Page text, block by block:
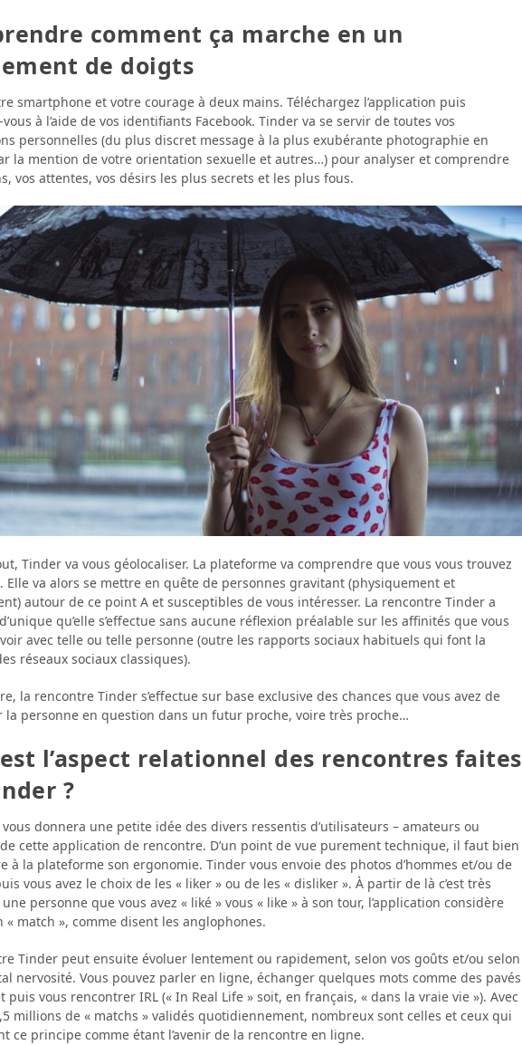
comment ça marche en un
de doigts
smartphone et votre courage à deux mains. Téléchargez l’application puis
à l’aide de vos identifiants Facebook. Tinder va se servir de toutes vos
personnelles (du plus discret message à la plus exubérante photographie en
la mention de votre orientation sexuelle et autres…) pour analyser et comprendre
vos attentes, vos désirs les plus secrets et les plus fous.
Tinder va vous géolocaliser. La plateforme va comprendre que vous vous trouvez
Elle va alors se mettre en quête de personnes gravitant (physiquement et
autour de ce point A et susceptibles de vous intéresser. La rencontre Tinder a
qu’elle s’effectue sans aucune réflexion préalable sur les affinités que vous
avec telle ou telle personne (outre les rapports sociaux habituels qui font la
réseaux sociaux classiques).
la rencontre Tinder s’effectue sur base exclusive des chances que vous avez de
la personne en question dans un futur proche, voire très proche…
l’aspect relationnel des rencontres faites
?
vous donnera une petite idée des divers ressentis d’utilisateurs – amateurs ou
cette application de rencontre. D’un point de vue purement technique, il faut bien
à la plateforme son ergonomie. Tinder vous envoie des photos d’hommes et/ou de
vous avez le choix de les « liker » ou de les « disliker ». À partir de là c’est très
personne que vous avez « liké » vous « like » à son tour, l’application considère
« match », comme disent les anglophones.
Tinder peut ensuite évoluer lentement ou rapidement, selon vos goûts et/ou selon
nervosité. Vous pouvez parler en ligne, échanger quelques mots comme des pavés
puis vous rencontrer IRL (« In Real Life » soit, en français, « dans la vraie vie »). Avec
millions de « matchs » validés quotidiennement, nombreux sont celles et ceux qui
ce principe comme étant l’avenir de la rencontre en ligne.